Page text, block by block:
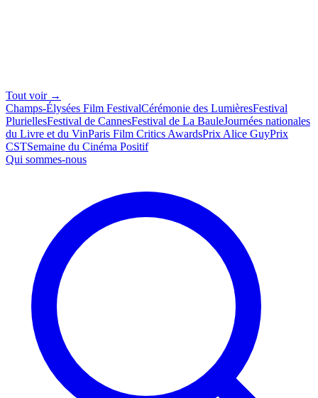
Tout voir →
Champs-Élysées Film FestivalCérémonie des LumièresFestival
PluriellesFestival de CannesFestival de La BauleJournées nationales
du Livre et du VinParis Film Critics AwardsPrix Alice GuyPrix
CSTSemaine du Cinéma Positif
Qui sommes-nous